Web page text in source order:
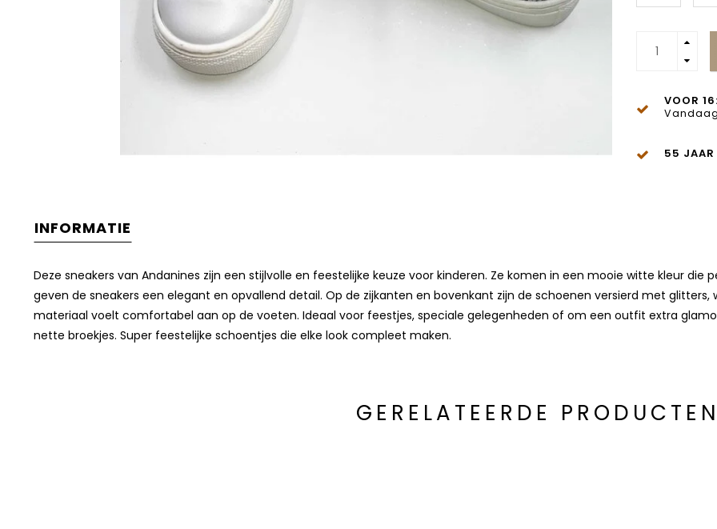
VOOR
55 JAAR
INFORMATIE
Deze sneakers van Andanines zijn een stijlvolle en feestelijke keuze voor kinderen. Ze komen in een mooie witte kleur
geven de sneakers een elegant en opvallend detail. Op de zijkanten en bovenkant zijn de schoenen versierd met
materiaal voelt comfortabel aan op de voeten. Ideaal voor feestjes, speciale gelegenheden of om een outfit extra
nette broekjes. Super feestelijke schoentjes die elke look compleet maken.
GERELATEERDE